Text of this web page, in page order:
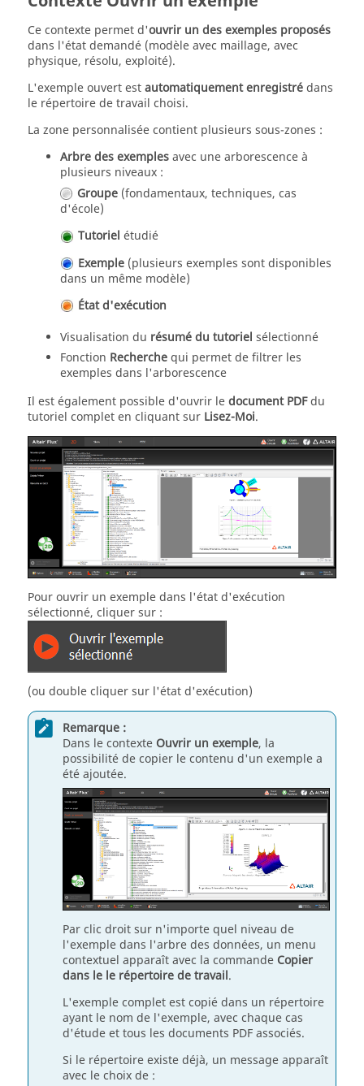
Ce contexte permet d'ouvrir un des exemples proposés
dans l'état demandé (modèle avec maillage, avec
physique, résolu, exploité).
L'exemple ouvert estautomatiquement enregistrédans
le répertoire de travail choisi.
La zone personnalisée contient plusieurs sous-zones :
Arbre des exemplesavec une arborescence à
plusieurs niveaux :
Groupe (fondamentaux, techniques, cas
d'école)
Tutoriel étudié
Exemple (plusieurs exemples sont disponibles
dans un même modèle)
État d'exécution
Visualisation du résumé du tutoriel sélectionné
Fonction Recherchequi permet de filtrer les
exemples dans l'arborescence
Il est également possible d'ouvrir ledocument PDFdu
tutoriel complet en cliquant sur Lisez-Moi.
Pour ouvrir un exemple dans l'état d'exécution
sélectionné, cliquer sur :
(ou double cliquer sur l'état d'exécution)
Remarque :
Dans le contexte Ouvrir un exemple, la
possibilité de copier le contenu d'un exemple a
été ajoutée.
Par clic droit sur n'importe quel niveau de
l'exemple dans l'arbre des données, un menu
contextuel apparaît avec la commande Copier
dans le le répertoire de travail.
L'exemple complet est copié dans un répertoire
ayant le nom de l'exemple, avec chaque cas
d'étude et tous les documents PDF associés.
Si le répertoire existe déjà, un message apparaît
avec le choix de :